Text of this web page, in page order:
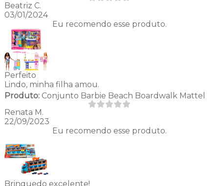
Beatriz C.
03/01/2024
Eu recomendo esse produto.
Perfeito
Lindo, minha filha amou.
Produto:Conjunto Barbie Beach Boardwalk Mattel
Renata M.
22/09/2023
Eu recomendo esse produto.
Brinquedo excelente!